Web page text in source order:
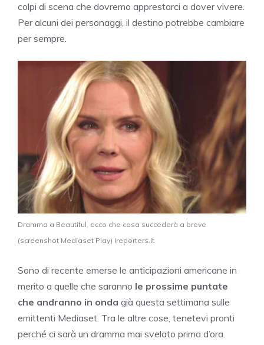
colpi di scena che dovremo apprestarci a dover vivere.
Per alcuni dei personaggi, il destino potrebbe cambiare
per sempre.
Dramma a Beautiful, ecco che cosa succederà a breve
(screenshot Mediaset Play) Ireporters.it
Sono di recente emerse le anticipazioni americane in
merito a quelle che saranno le prossime puntate
che andranno in onda già questa settimana sulle
emittenti Mediaset. Tra le altre cose, tenetevi pronti
perché ci sarà un dramma mai svelato prima d’ora.